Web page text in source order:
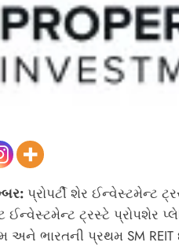
પ્રોપર્ટી શેર ઈન્વેસ્ટમેન્ટ
ટ્રસ્ટે પ્રોપશેર
અને ભારતની પ્રથમ SM